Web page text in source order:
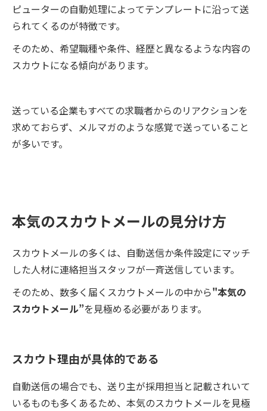
ピューターの自動処理によってテンプレートに沿って送
られてくるのが特徴です。
そのため、希望職種や条件、経歴と異なるような内容の
スカウトになる傾向があります。
送っている企業もすべての求職者からのリアクションを
求めておらず、メルマガのような感覚で送っていること
が多いです。
本気のスカウトメールの見分け方
スカウトメールの多くは、自動送信か条件設定にマッチ
した人材に連絡担当スタッフが一斉送信しています。
そのため、数多く届くスカウトメールの中から"本気の
スカウトメール”を見極める必要があります。
スカウト理由が具体的である
自動送信の場合でも、送り主が採用担当と記載されいて
いるものも多くあるため、本気のスカウトメールを見極